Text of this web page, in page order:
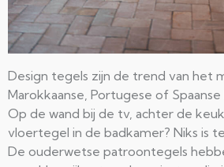
Design tegels zijn de trend van het
Marokkaanse, Portugese of
Op de wand bij de tv, achter de
vloertegel in de badkamer? Niks is
De ouderwetse patroontegels